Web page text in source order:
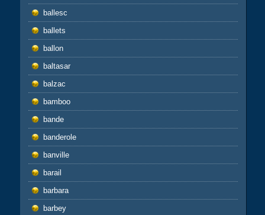
ballesc
ballets
ballon
baltasar
balzac
bamboo
bande
banderole
banville
barail
barbara
barbey